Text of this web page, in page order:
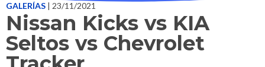
GALERÍAS | 23/11/2021
Nissan Kicks vs KIA
Seltos vs Chevrolet